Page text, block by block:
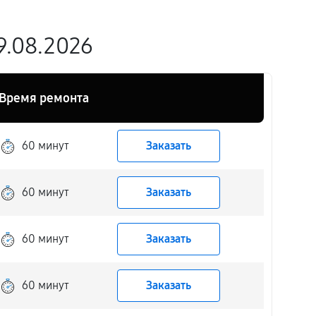
ремонта
60 минут Заказать
60 минут Заказать
60 минут Заказать
60 минут Заказать